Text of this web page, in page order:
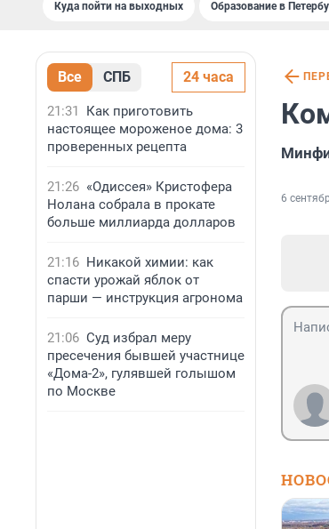
Куда пойти на выходных Образование в
Все СПБ 24 часа
21:31
Как приготовить
настоящее мороженое дома: 3
проверенных рецепта
21:26 «Одиссея» Кристофера
Нолана собрала в прокате
больше миллиарда долларов
21:16 Никакой химии: как
спасти урожай яблок от
парши — инструкция агронома
21:06 Суд избрал меру
пресечения бывшей участнице
«Дома-2», гулявшей голышом
по Москве
6